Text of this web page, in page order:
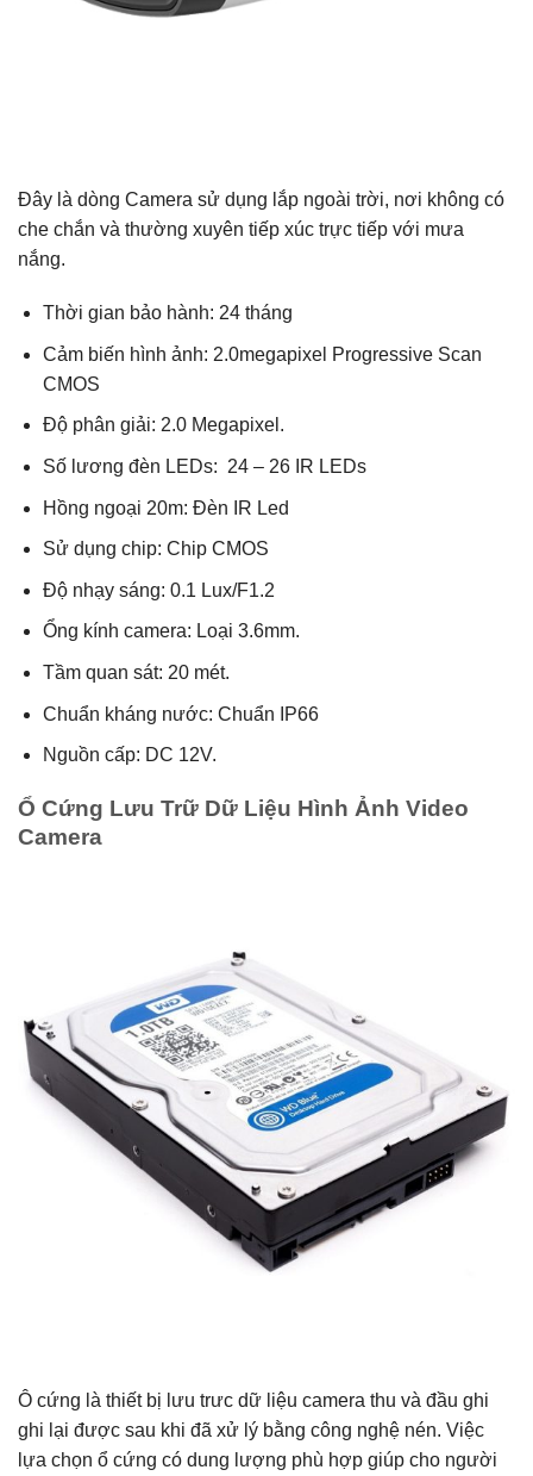
Đây là dòng Camera sử dụng lắp ngoài trời, nơi không có
che chắn và thường xuyên tiếp xúc trực tiếp với mưa
nắng.
Thời gian bảo hành: 24 tháng
Cảm biến hình ảnh: 2.0megapixel Progressive Scan
CMOS
Độ phân giải: 2.0 Megapixel.
Số lương đèn LEDs: 24 – 26 IR LEDs
Hồng ngoại 20m: Đèn IR Led
Sử dụng chip: Chip CMOS
Độ nhạy sáng: 0.1 Lux/F1.2
Ổng kính camera: Loại 3.6mm.
Tầm quan sát: 20 mét.
Chuẩn kháng nước: Chuẩn IP66
Nguồn cấp: DC 12V.
Ổ Cứng Lưu Trữ Dữ Liệu Hình Ảnh Video
Camera
Ô cứng là thiết bị lưu trưc dữ liệu camera thu và đầu ghi
ghi lại được sau khi đã xử lý bằng công nghệ nén. Việc
lựa chọn ổ cứng có dung lượng phù hợp giúp cho người